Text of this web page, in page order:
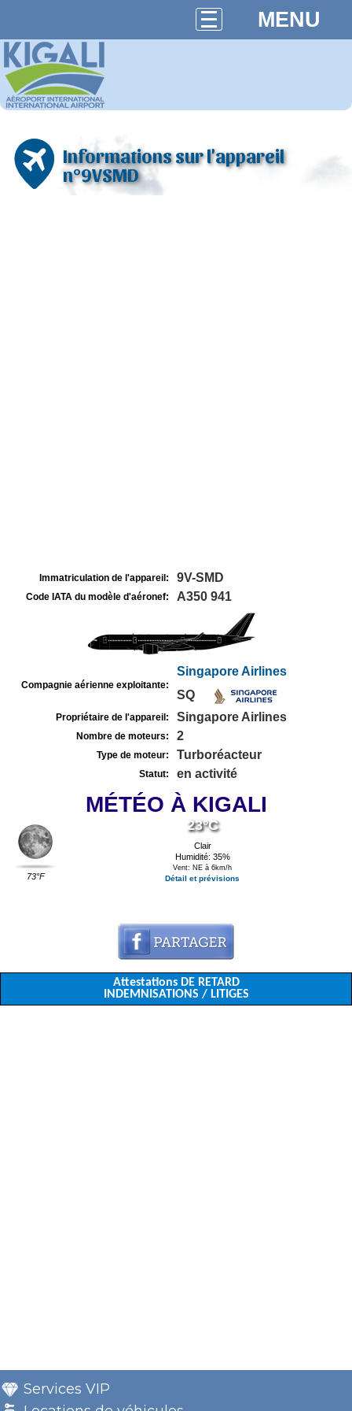
MENU
Informations sur l'appareil
n°9VSMD
Immatriculation de l'appareil: 9V-SMD
Code IATA du modèle d'aéronef: A350 941
Compagnie aérienne exploitante:
Singapore Airlines
SQ
Propriétaire de l'appareil: Singapore Airlines
Nombre de moteurs: 2
Type de moteur: Turboréacteur
Statut: en activité
MÉTÉO À KIGALI
73°F
23°C
Clair
Humidité: 35%
Vent: NE à 6km/h
Détail et prévisions
Attestations DE RETARD
INDEMNISATIONS / LITIGES
Services VIP